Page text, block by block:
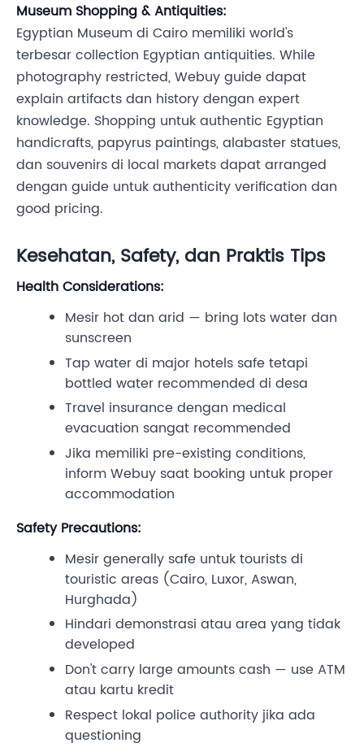
Museum Shopping & Antiquities:
Egyptian Museum di Cairo memiliki world's
terbesar collection Egyptian antiquities. While
photography restricted, Webuy guide dapat
explain artifacts dan history dengan expert
knowledge. Shopping untuk authentic Egyptian
handicrafts, papyrus paintings, alabaster statues,
dan souvenirs di local markets dapat arranged
dengan guide untuk authenticity verification dan
good pricing.
Kesehatan, Safety, dan Praktis Tips
Health Considerations:
Mesir hot dan arid — bring lots water dan
sunscreen
Tap water di major hotels safe tetapi
bottled water recommended di desa
Travel insurance dengan medical
evacuation sangat recommended
Jika memiliki pre-existing conditions,
inform Webuy saat booking untuk proper
accommodation
Safety Precautions:
Mesir generally safe untuk tourists di
touristic areas (Cairo, Luxor, Aswan,
Hurghada)
Hindari demonstrasi atau area yang tidak
developed
Don't carry large amounts cash — use ATM
atau kartu kredit
Respect lokal police authority jika ada
questioning